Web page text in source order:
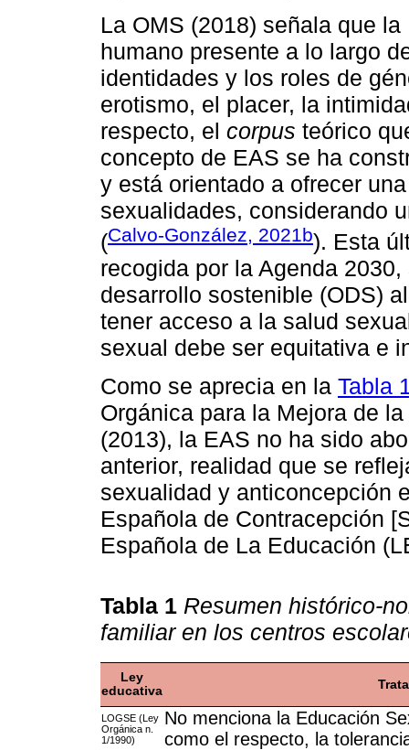
La OMS (2018) señala que
humano presente a lo largo
identidades y los roles de
erotismo, el placer, la
respecto, el corpus teórico
concepto de EAS se ha
y está orientado a ofrecer
sexualidades, considerando
(Calvo-González, 2021b). Esta
recogida por la Agenda
desarrollo sostenible (ODS)
tener acceso a la salud
sexual debe ser equitativa e
Como se aprecia en la Tabla
Orgánica para la Mejora de
(2013), la EAS no ha sido
anterior, realidad que se
sexualidad y anticoncepción
Española de Contracepción
Española de La Educación
Tabla 1 Resumen histórico-
familiar en los centros
Ley
educativa
LOGSE (Ley
Orgánica n.
1/1990)
No menciona la Educación
como el respecto, la